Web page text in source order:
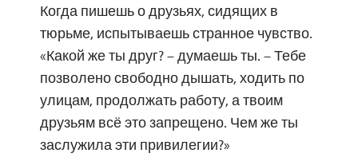
Когда пишешь о друзьях, сидящих в
тюрьме, испытываешь странное чувство.
«Какой же ты друг? – думаешь ты. – Тебе
позволено свободно дышать, ходить по
улицам, продолжать работу, а твоим
друзьям всё это запрещено. Чем же ты
заслужила эти привилегии?»